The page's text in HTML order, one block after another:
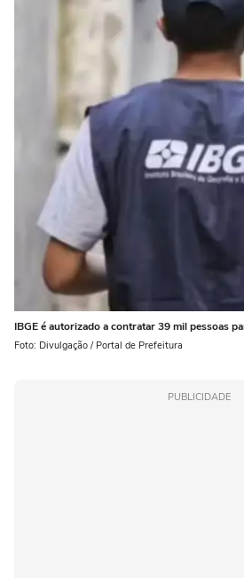
IBGE é autorizado a contratar 39 mil pessoas
Foto: Divulgação / Portal de Prefeitura
PUBLICIDADE